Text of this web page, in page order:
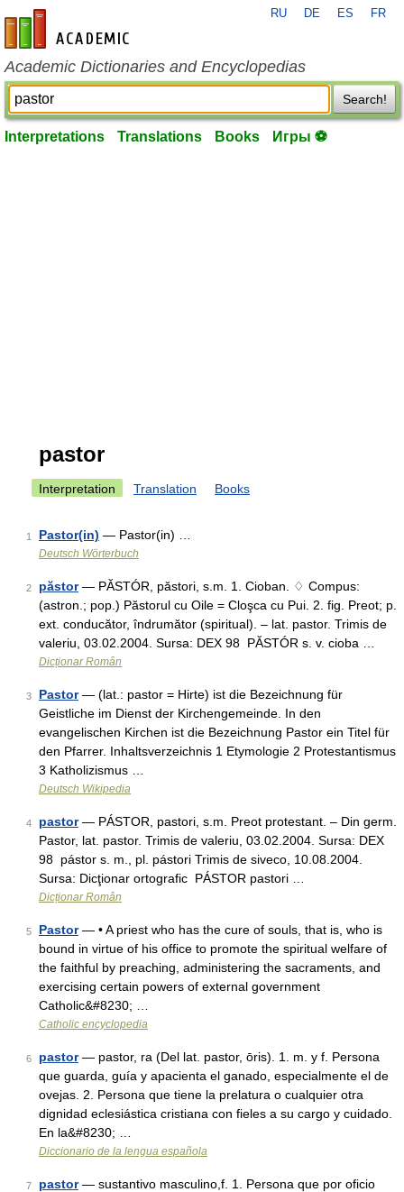
en-academic.com
RU DE ES FR
Academic Dictionaries and Encyclopedias
Search!
Interpretations Translations Books Игры ⚽
pastor
Interpretation Translation Books
1 Pastor(in) — Pastor(in) …
Deutsch Wörterbuch
2 păstor— PĂSTÓR, păstori, s.m. 1. Cioban. ♢ Compus:
(astron.; pop.) Păstorul cu Oile = Cloşca cu Pui. 2. fig. Preot; p.
ext. conducător, îndrumător (spiritual). – lat. pastor. Trimis de
valeriu, 03.02.2004. Sursa: DEX 98 PĂSTÓR s. v. cioba …
Dicționar Român
3 Pastor— (lat.: pastor = Hirte) ist die Bezeichnung für
Geistliche im Dienst der Kirchengemeinde. In den
evangelischen Kirchen ist die Bezeichnung Pastor ein Titel für
den Pfarrer. Inhaltsverzeichnis 1 Etymologie 2 Protestantismus
3 Katholizismus …
Deutsch Wikipedia
4 pastor— PÁSTOR, pastori, s.m. Preot protestant. – Din germ.
Pastor, lat. pastor. Trimis de valeriu, 03.02.2004. Sursa: DEX
98 pástor s. m., pl. pástori Trimis de siveco, 10.08.2004.
Sursa: Dicţionar ortografic PÁSTOR pastori …
Dicționar Român
5 Pastor— • A priest who has the cure of souls, that is, who is
bound in virtue of his office to promote the spiritual welfare of
the faithful by preaching, administering the sacraments, and
exercising certain powers of external government
Catholic&#8230; …
Catholic encyclopedia
6 pastor— pastor, ra (Del lat. pastor, ōris). 1. m. y f. Persona
que guarda, guía y apacienta el ganado, especialmente el de
ovejas. 2. Persona que tiene la prelatura o cualquier otra
dignidad eclesiástica cristiana con fieles a su cargo y cuidado.
En la&#8230; …
Diccionario de la lengua española
7 pastor— sustantivo masculino,f. 1. Persona que por oficio